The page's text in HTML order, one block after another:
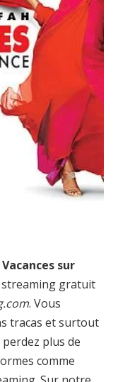
Vacances sur
gratuit
. Vous
tracas et surtout
plus de
comme